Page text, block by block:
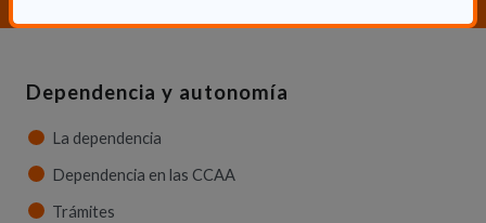
Dependencia y autonomía
La dependencia
Dependencia en las CCAA
Trámites